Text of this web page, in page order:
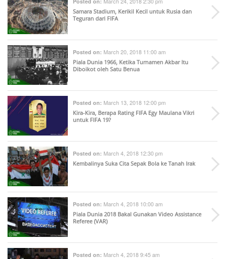
Samara Stadium, Kerikil Kecil untuk Rusia dan
Teguran dari FIFA
Posted on: March 20, 2018 11:00 am
Piala Dunia 1966, Ketika Turnamen Akbar Itu
Diboikot oleh Satu Benua
Posted on: March 13, 2018 12:00 pm
Kira-Kira, Berapa Rating FIFA Egy Maulana Vikri
untuk FIFA 19?
Posted on: March 4, 2018 12:30 pm
Kembalinya Suka Cita Sepak Bola ke Tanah Irak
Posted on: March 4, 2018 10:00 am
Piala Dunia 2018 Bakal Gunakan Video Assistance
Referee (VAR)
Posted on: March 4, 2018 9:45 am